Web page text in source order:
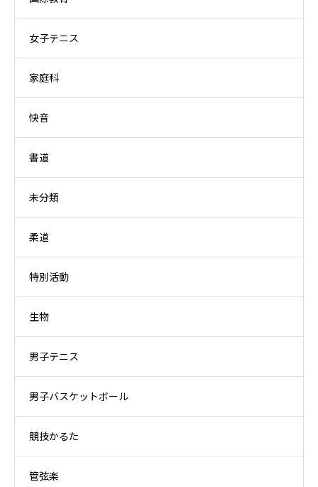
女子テニス
家庭科
快音
書道
未分類
柔道
特別活動
生物
男子テニス
男子バスケットボール
競技かるた
管弦楽